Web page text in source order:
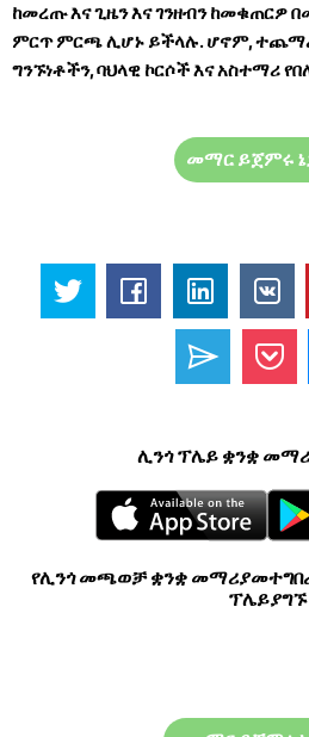
ከመረጡ እና ጊዜን እና ገንዘብን ከመቁጠርዎ
ምርጥ ምርጫ ሊሆኑ ይችላሉ. ሆኖም, ተጨማሪ
ግንኙነቶችን, ባህላዊ ኮርሶች እና አስተማሪ
መማር ይጀምሩ
ሊንጎ ፕሌይ ቋንቋ
የሊንጎ መጫወቻ ቋንቋ
ፕሌይያግኙ